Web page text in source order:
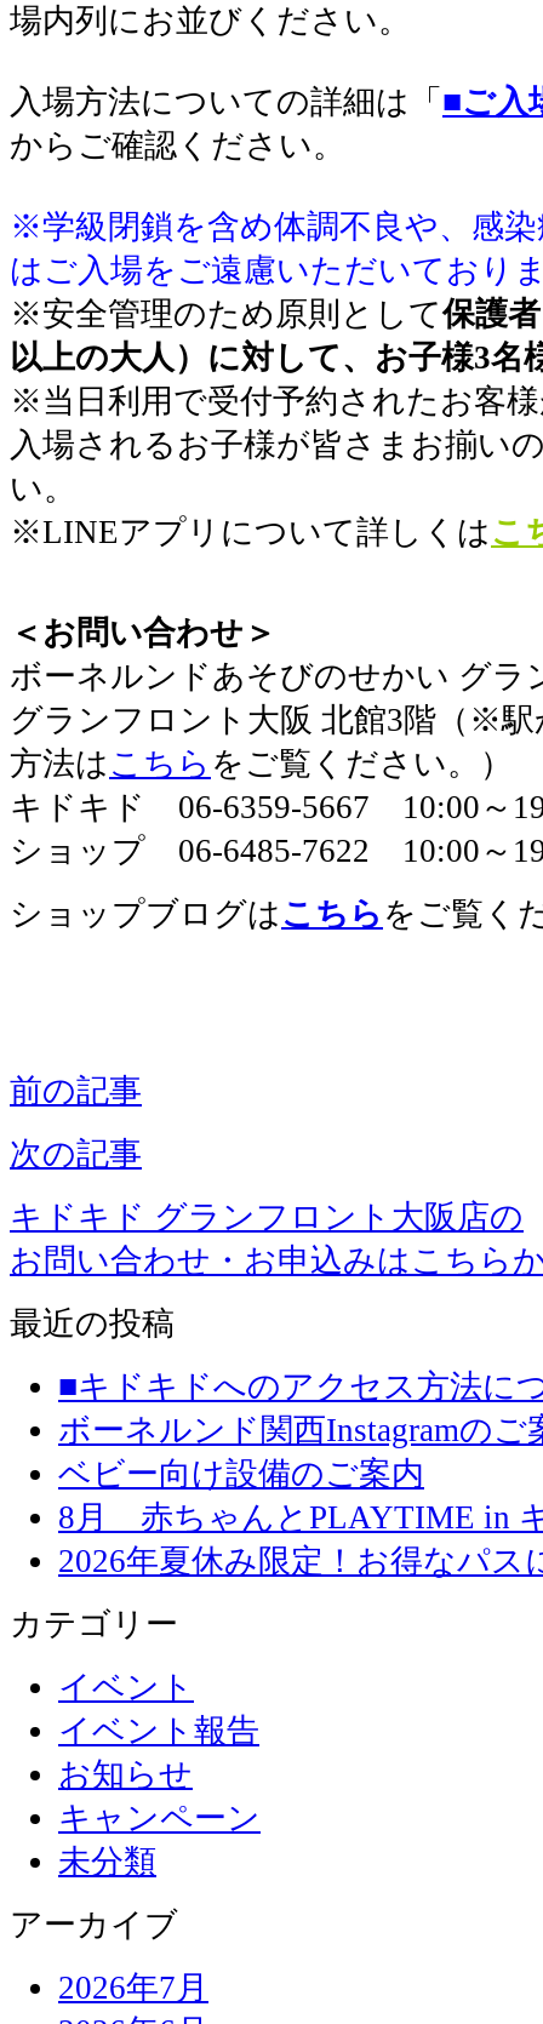
場内列にお並びください。
入場方法についての詳細は「 ■ご入
からご確認ください。
※学級閉鎖を含め体調不良や、感
はご入場をご遠慮いただいており
※安全管理のため原則として保護
以上の大人）に対して、お子様3名
※当日利用で受付予約されたお客
入場されるお子様が皆さまお揃い
い。
※LINEアプリについて詳しくは こ
＜お問い合わせ＞
ボーネルンドあそびのせかい グラ
グランフロント大阪 北館3階（※
方法は こちら をご覧ください。）
キドキド 06-6359-5667 10:00～
ショップ 06-6485-7622 10:00～
ショップブログは こちら をご覧く
前の記事
次の記事
キドキド グランフロント大阪店の
お問い合わせ・お申込みはこちら
最近の投稿
■キドキドへのアクセス方法に
ボーネルンド関西Instagramのご
ベビー向け設備のご案内
8月 赤ちゃんとPLAYTIME in
2026年夏休み限定！お得なパス
カテゴリー
イベント
イベント報告
お知らせ
キャンペーン
未分類
アーカイブ
2026年7月